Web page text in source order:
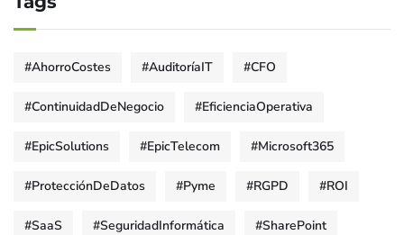
#AhorroCostes #AuditoríaIT #CFO
#ContinuidadDeNegocio #EficienciaOperativa
#EpicSolutions #EpicTelecom #Microsoft365
#ProtecciónDeDatos #Pyme #RGPD #ROI
#SaaS #SeguridadInformática #SharePoint